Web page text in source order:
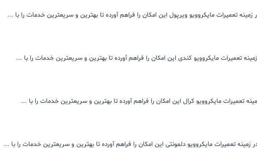
تعمیرات مایکروویو ویرپول این امکان را فراهم آورده تا بهترین و سریعترین خدمات را با ...
تعمیرات مایکروویو کندی این امکان را فراهم آورده تا بهترین و سریعترین خدمات را با ...
تعمیرات مایکروویو کرال این امکان را فراهم آورده تا بهترین و سریعترین خدمات را با ...
تعمیرات مایکروویو دلمونتی این امکان را فراهم آورده تا بهترین و سریعترین خدمات را با ...